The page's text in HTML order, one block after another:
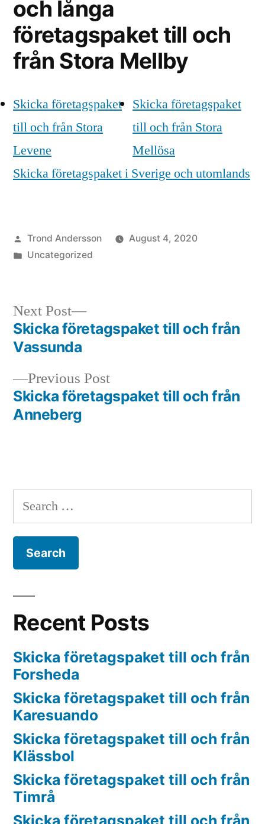
och långa
företagspaket till och
från Stora Mellby
Skicka företagspaket
till och från Stora
Levene
Skicka företagspaket
till och från Stora
Mellösa
Skicka företagspaket i Sverige och utomlands
Posted
by
Trond Andersson
August 4, 2020
Posted
Uncategorized
Post
navigation
Previous PostPrevious
post:
Skicka företagspaket till och från
Anneberg
Next Post
Next
post:
Skicka företagspaket till och från
Vassunda
Search
for:
Recent Posts
Skicka företagspaket till och från
Forsheda
Skicka företagspaket till och från
Karesuando
Skicka företagspaket till och från
Klässbol
Skicka företagspaket till och från
Timrå